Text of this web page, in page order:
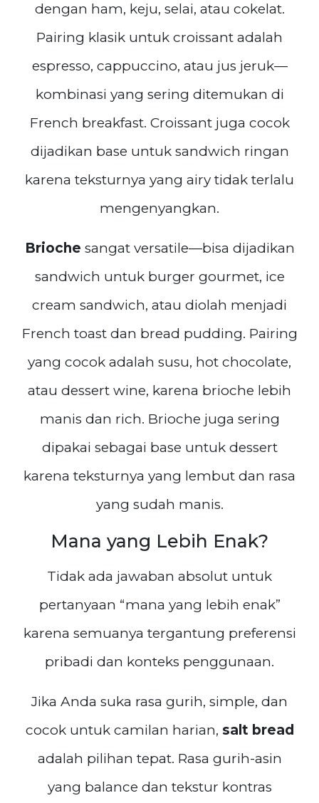
dengan ham, keju, selai, atau cokelat.
Pairing klasik untuk croissant adalah
espresso, cappuccino, atau jus jeruk—
kombinasi yang sering ditemukan di
French breakfast. Croissant juga cocok
dijadikan base untuk sandwich ringan
karena teksturnya yang airy tidak terlalu
mengenyangkan.
Brioche sangat versatile—bisa dijadikan
sandwich untuk burger gourmet, ice
cream sandwich, atau diolah menjadi
French toast dan bread pudding. Pairing
yang cocok adalah susu, hot chocolate,
atau dessert wine, karena brioche lebih
manis dan rich. Brioche juga sering
dipakai sebagai base untuk dessert
karena teksturnya yang lembut dan rasa
yang sudah manis.
Mana yang Lebih Enak?
Tidak ada jawaban absolut untuk
pertanyaan “mana yang lebih enak”
karena semuanya tergantung preferensi
pribadi dan konteks penggunaan.
Jika Anda suka rasa gurih, simple, dan
cocok untuk camilan harian, salt bread
adalah pilihan tepat. Rasa gurih-asin
yang balance dan tekstur kontras